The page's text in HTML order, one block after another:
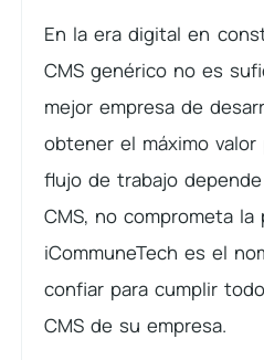
En la era digital en
CMS genérico no es
mejor empresa de
obtener el máximo
flujo de trabajo
CMS, no comprometa la
iCommuneTech es el
confiar para cumplir
CMS de su empresa.